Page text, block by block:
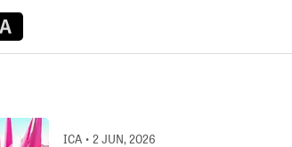
ICA • 2 JUN, 2026